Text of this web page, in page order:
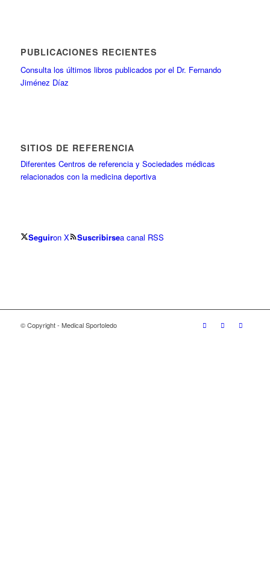
PUBLICACIONES RECIENTES
Consulta los últimos libros publicados por el Dr. Fernando
Jiménez Díaz
SITIOS DE REFERENCIA
Diferentes Centros de referencia y Sociedades médicas
relacionados con la medicina deportiva
Seguiron X Suscribirsea canal RSS
© Copyright - Medical Sportoledo